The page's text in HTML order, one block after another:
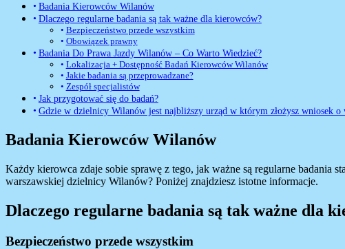
Badania Kierowców Wilanów
Dlaczego regularne badania są tak ważne dla kierowców?
Bezpieczeństwo przede wszystkim
Obowiązek prawny
Badania Do Prawa Jazdy Wilanów – Co Warto Wiedzieć?
Lokalizacja + Dostępność Badań Kierowców Wilanów
Jakie badania są przeprowadzane?
Zespół specjalistów
Jak przygotować się do badań?
Gdzie w dzielnicy Wilanów jest najbliższy urząd w którym złożysz wniosek o
Badania Kierowców Wilanów
Każdy kierowca zdaje sobie sprawę z tego, jak ważne są regularne badania
warszawskiej dzielnicy Wilanów? Poniżej znajdziesz istotne informacje.
Dlaczego regularne badania są tak ważne dla
Bezpieczeństwo przede wszystkim